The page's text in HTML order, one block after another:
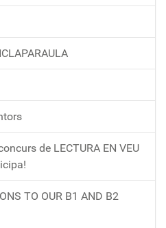
de LECTURA EN VEU
TO OUR B1 AND B2